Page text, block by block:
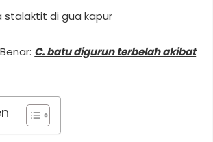
stalaktit di gua kapur
C. batu digurun terbelah akibat